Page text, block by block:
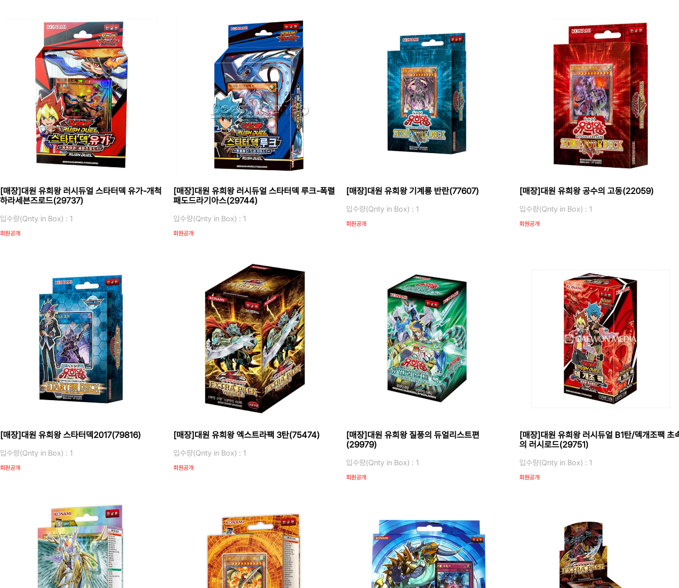
[매장]대원 유희왕 러시듀얼 스타터덱 유가-개척
하라세븐즈로드(29737)
입수량(Qnty in Box) : 1
회원공개
[매장]대원 유희왕 러시듀얼 스타터덱 루크-폭렬
패도드라기아스(29744)
입수량(Qnty in Box) : 1
회원공개
[매장]대원 유희왕 기계룡 반란(77607)
입수량(Qnty in Box) : 1
회원공개
[매장]대원 유희왕 공수의 고동(22059)
입수량(Qnty in Box) : 1
회원공개
[매장]대원 유희왕 스타터덱2017(79816)
입수량(Qnty in Box) : 1
회원공개
[매장]대원 유희왕 엑스트라팩 3탄(75474)
입수량(Qnty in Box) : 1
회원공개
[매장]대원 유희왕 질풍의 듀얼리스트편
(29979)
입수량(Qnty in Box) : 1
회원공개
[매장]대원 유희왕 러시듀얼 B1탄/덱개조팩 초
의 러시로드(29751)
입수량(Qnty in Box) : 1
회원공개